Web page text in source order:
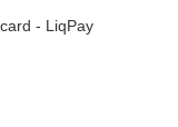
- LiqPay